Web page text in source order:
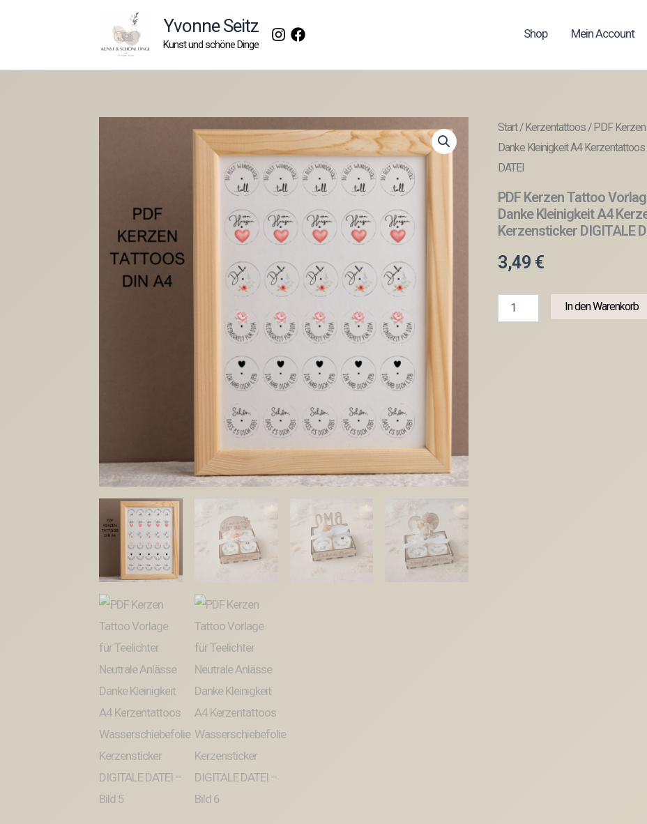
Yvonne Seitz
Kunst und schöne Dinge
Shop Mein Account
Start/Kerzentattoos/ PDF Kerzen
Danke Kleinigkeit A4
DATEI
PDF Kerzen Tattoo
Danke Kleinigkeit A4
Kerzensticker DIGITALE
3,49 €
Kerzen
In den Warenkorb